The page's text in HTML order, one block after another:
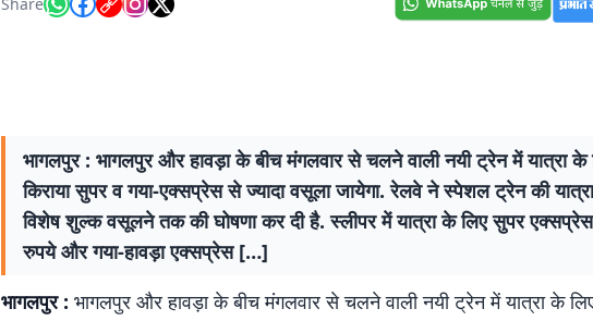
भागलपुर : भागलपुर और हावड़ा के बीच मंगलवार से चलने वाली नयी ट्रेन में यात्रा के
किराया सुपर व गया-एक्सप्रेस से ज्यादा वसूला जायेगा. रेलवे ने स्पेशल ट्रेन की
विशेष शुल्क वसूलने तक की घोषणा कर दी है. स्लीपर में यात्रा के लिए सुपर
रुपये और गया-हावड़ा एक्सप्रेस […]
भागलपुर : भागलपुर और हावड़ा के बीच मंगलवार से चलने वाली नयी ट्रेन में यात्रा के लिए